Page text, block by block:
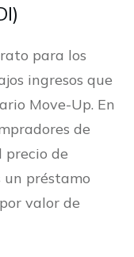
para los
ingresos que
Move-Up. En
de
precio de
un préstamo
valor de